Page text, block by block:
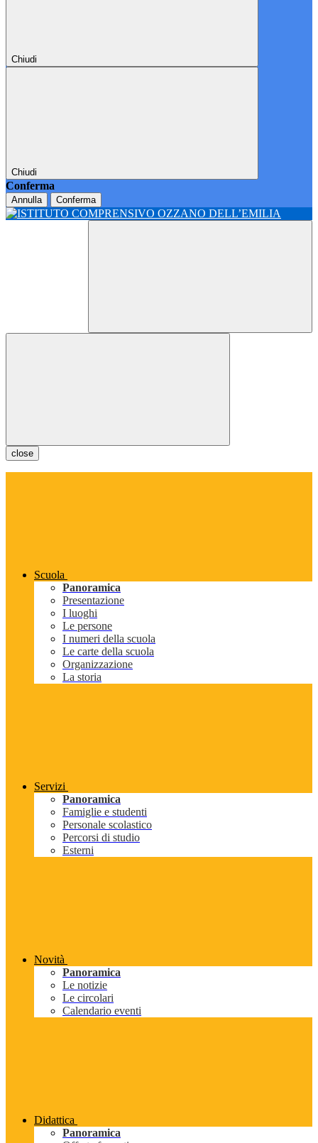
Chiudi
Chiudi
Conferma
Annulla Conferma
close
Scuola
Panoramica
Presentazione
I luoghi
Le persone
I numeri della scuola
Le carte della scuola
Organizzazione
La storia
Servizi
Panoramica
Famiglie e studenti
Personale scolastico
Percorsi di studio
Esterni
Novità
Panoramica
Le notizie
Le circolari
Calendario eventi
Didattica
Panoramica